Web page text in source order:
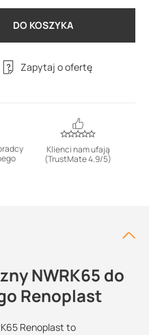
DO KOSZYKA
Zapytaj o ofertę
Klienci nam ufają
(TrustMate 4.9/5)
NWRK65 do
Renoplast
Renoplast to